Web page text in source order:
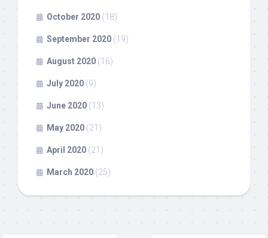
October 2020 (18)
September 2020 (19)
August 2020 (16)
July 2020 (9)
June 2020 (13)
May 2020 (21)
April 2020 (21)
March 2020 (25)